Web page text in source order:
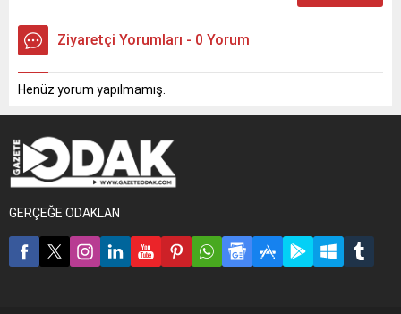
Ziyaretçi Yorumları - 0 Yorum
Henüz yorum yapılmamış.
GERÇEĞE ODAKLAN